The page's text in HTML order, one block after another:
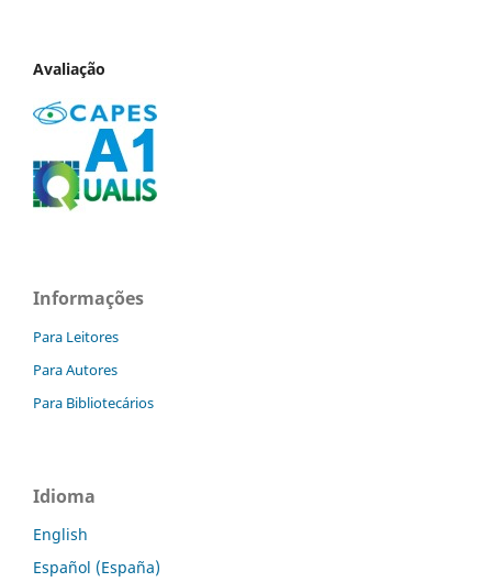
Avaliação
Informações
Para Leitores
Para Autores
Para Bibliotecários
Idioma
English
Español (España)